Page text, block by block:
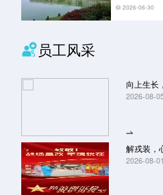
2026-06-30
员工风采
向上生长
2026-08-
解戎装，
2026-08-01